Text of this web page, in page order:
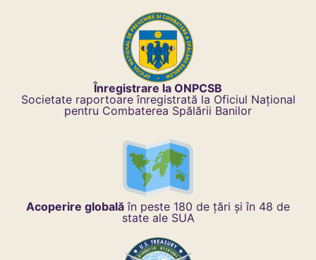
Înregistrare la ONPCSB
Societate raportoare înregistrată la Oficiul Național
pentru Combaterea Spălării Banilor
Acoperire globală în peste 180 de țări și în 48 de
state ale SUA